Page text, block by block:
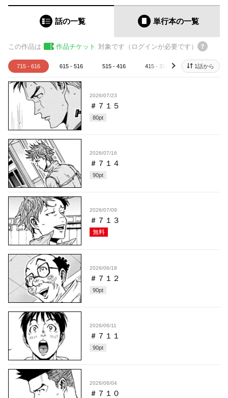
話の一覧 単行本の一覧
この作品は 作品チケット 対象です（ログインが必要です）
715 - 616 615 - 516 515 - 416 415 - 316 315 - 216
next 1話から
2026/07/23
＃７１５
80pt
2026/07/16
＃７１４
90pt
2026/07/09
＃７１３
無料
2026/06/18
＃７１２
90pt
2026/06/11
＃７１１
90pt
2026/06/04
＃７１０